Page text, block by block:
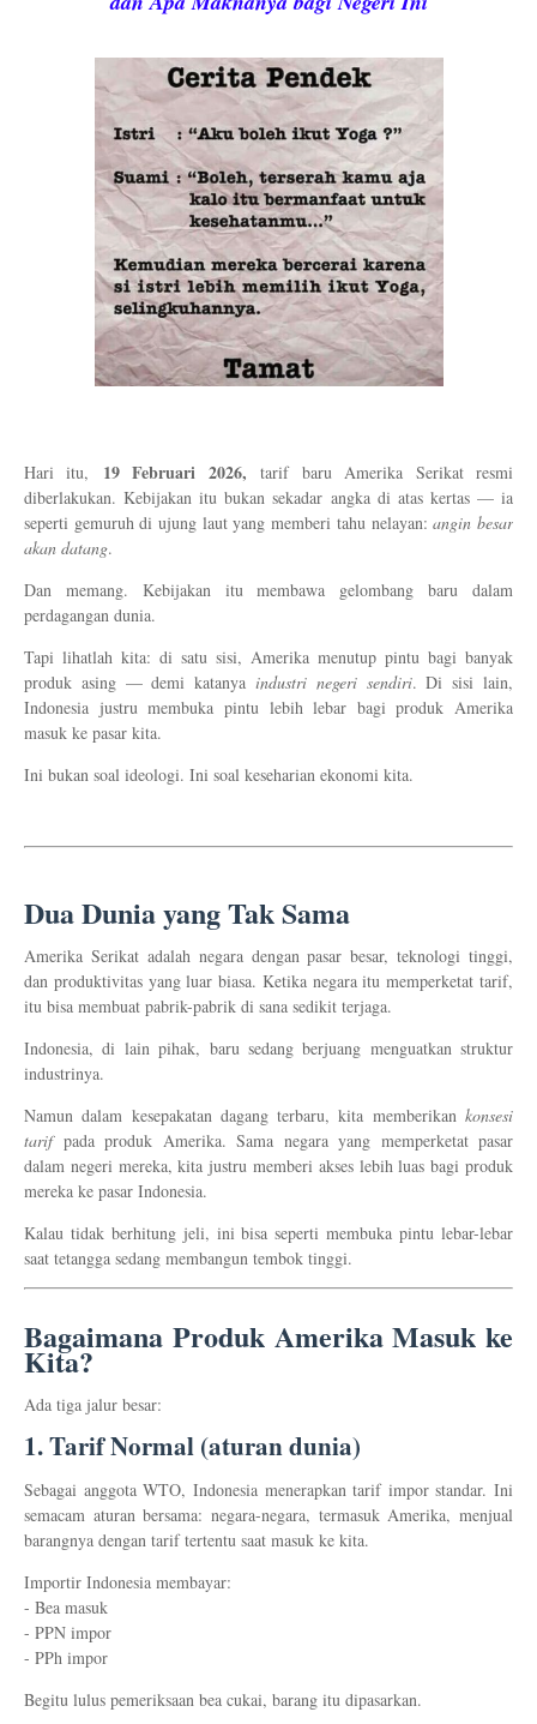
Hari itu, 19 Februari 2026, tarif baru Amerika Serikat resmi
diberlakukan. Kebijakan itu bukan sekadar angka di atas kertas — ia
seperti gemuruh di ujung laut yang memberi tahu nelayan:angin besar
akan datang.
Dan memang. Kebijakan itu membawa gelombang baru dalam
perdagangan dunia.
Tapi lihatlah kita: di satu sisi, Amerika menutup pintu bagi banyak
produk asing — demi katanya industri negeri sendiri. Di sisi lain,
Indonesia justru membuka pintu lebih lebar bagi produk Amerika
masuk ke pasar kita.
Ini bukan soal ideologi. Ini soal keseharian ekonomi kita.
Dua Dunia yang Tak Sama
Amerika Serikat adalah negara dengan pasar besar, teknologi tinggi,
dan produktivitas yang luar biasa. Ketika negara itu memperketat tarif,
itu bisa membuat pabrik-pabrik di sana sedikit terjaga.
Indonesia, di lain pihak, baru sedang berjuang menguatkan struktur
industrinya.
Namun dalam kesepakatan dagang terbaru, kita memberikan konsesi
tarifpada produk Amerika. Sama negara yang memperketat pasar
dalam negeri mereka, kita justru memberi akses lebih luas bagi produk
mereka ke pasar Indonesia.
Kalau tidak berhitung jeli, ini bisa seperti membuka pintu lebar-lebar
saat tetangga sedang membangun tembok tinggi.
Bagaimana Produk Amerika Masuk ke
Kita?
Ada tiga jalur besar:
1.Tarif Normal (aturan dunia)
Sebagai anggota WTO, Indonesia menerapkan tarif impor standar. Ini
semacam aturan bersama: negara-negara, termasuk Amerika, menjual
barangnya dengan tarif tertentu saat masuk ke kita.
Importir Indonesia membayar:
- Bea masuk
- PPN impor
- PPh impor
Begitu lulus pemeriksaan bea cukai, barang itu dipasarkan.